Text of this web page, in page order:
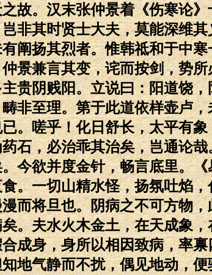
故。汉末张仲景着《伤寒论
非其时贤士大夫，莫能深维
阐扬其烈者。惟韩祗和于中
景兼言其变，诧而按剑，势
贵阴贱阳。立说曰：阳道饶
非至理。第于此道依样壶卢
。嗟乎！化日舒长，太平有
石，必治乖其治矣，岂通论
今欲并度金针，畅言底里。
。一切山精水怪，扬氛吐焰
而将旦也。阴病之不可方物
。夫水火木金土，在天成象
成身，身所以相因致病，率
地气静而不扰，偶见地动，